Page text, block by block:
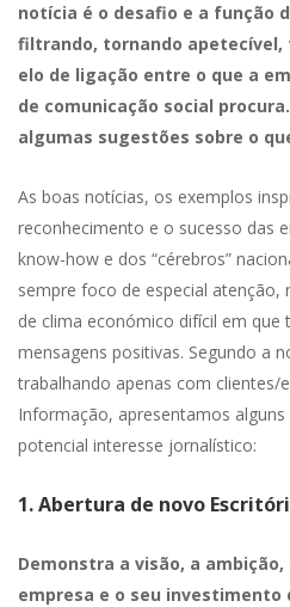
notícia é o desafio e a função
filtrando, tornando apetecível,
elo de ligação entre o que a
de comunicação social
algumas sugestões sobre o
As boas notícias, os exemplos
reconhecimento e o sucesso das
know-how e dos “cérebros”
sempre foco de especial
de clima económico difícil em
mensagens positivas. Segundo a
trabalhando apenas com clientes/
Informação, apresentamos
potencial interesse jornalístico:
1. Abertura de novo
Demonstra a visão, a
empresa e o seu investimento